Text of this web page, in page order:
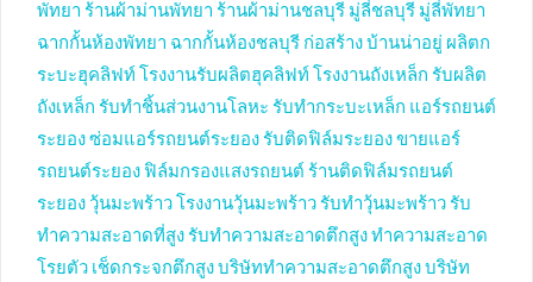
พัทยา ร้านผ้าม่านพัทยา ร้านผ้าม่านชลบุรี มู่ลี่ชลบุรี มู่ลี่พัทยา
ฉากกั้นห้องพัทยา ฉากกั้นห้องชลบุรี ก่อสร้าง บ้านน่าอยู่ ผลิตก
ระบะฮุคลิฟท์ โรงงานรับผลิตฮุคลิฟท์ โรงงานถังเหล็ก รับผลิต
ถังเหล็ก รับทำชิ้นส่วนงานโลหะ รับทำกระบะเหล็ก แอร์รถยนต์
ระยองซ่อมแอร์รถยนต์ระยอง รับติดฟิล์มระยองขายแอร์
รถยนต์ระยอง ฟิล์มกรองแสงรถยนต์ ร้านติดฟิล์มรถยนต์
ระยอง วุ้นมะพร้าว โรงงานวุ้นมะพร้าว รับทำวุ้นมะพร้าว รับ
ทำความสะอาดที่สูง รับทำความสะอาดตึกสูงทำความสะอาด
โรยตัว เช็ดกระจกตึกสูงบริษัททำความสะอาดตึกสูงบริษัท